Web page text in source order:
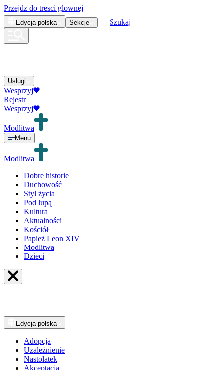
Przejdz do tresci glownej
Edycja polska Sekcje Szukaj
Usługi
Wesprzyj
Rejestr
Wesprzyj
Modlitwa
Menu
Modlitwa
Dobre historie
Duchowość
Styl życia
Pod lupą
Kultura
Aktualności
Kościół
Papież Leon XIV
Modlitwa
Dzieci
Edycja polska
Adopcja
Uzależnienie
Nastolatek
Akceptacja